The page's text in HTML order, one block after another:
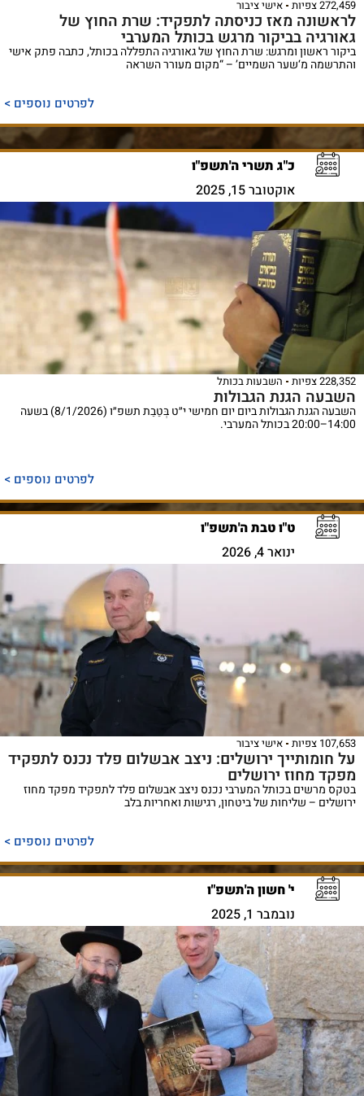
272,459 צפיות אישי ציבור
לראשונה מאז כניסתה לתפקיד: שרת החוץ של
גאורגיה בביקור מרגש בכותל המערבי
ביקור ראשון ומרגש: שרת החוץ של גאורגיה התפללה בכותל, כתבה פתק אישי
והתרשמה מ‘שער השמיים’ – “מקום מעורר השראה
לפרטים נוספים >
כ"ג תשרי ה'תשפ"ו
אוקטובר 15, 2025
228,352 צפיות השבעות בכותל
השבעה הגנת הגבולות
השבעה הגנת הגבולות ביום יום חמישי י״ט בְּטֵבֵת תשפ״ו (8/1/2026) בשעה
14:00–20:00 בכותל המערבי.
לפרטים נוספים >
ט"ו טבת ה'תשפ"ו
ינואר 4, 2026
107,653 צפיות אישי ציבור
על חומותייך ירושלים: ניצב אבשלום פלד נכנס לתפקיד
מפקד מחוז ירושלים
בטקס מרשים בכותל המערבי נכנס ניצב אבשלום פלד לתפקיד מפקד מחוז
ירושלים – שליחות של ביטחון, רגישות ואחריות בלב
לפרטים נוספים >
י' חשון ה'תשפ"ו
נובמבר 1, 2025